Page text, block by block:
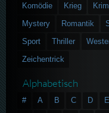
Komödie
Krieg
Mystery
Romantik
Sport
Thriller
Zeichentrick
Alphabetisch
# A B C D E